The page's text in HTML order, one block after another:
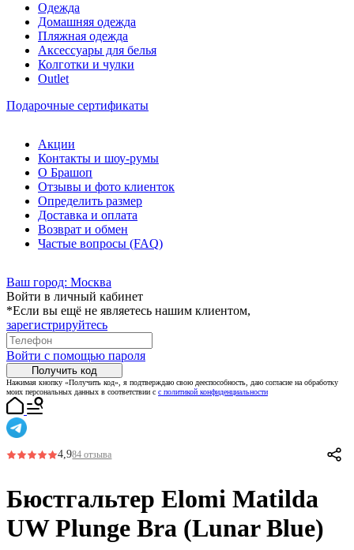
Одежда
Домашняя одежда
Пляжная одежда
Аксессуары для белья
Колготки и чулки
Outlet
Подарочные сертификаты
Акции
Контакты и шоу-румы
О Брашоп
Отзывы и фото клиенток
Определить размер
Доставка и оплата
Возврат и обмен
Частые вопросы (FAQ)
Ваш город: Москва
Войти в личный кабинет
*Если вы ещё не являетесь нашим клиентом,
зарегистрируйтесь
Войти с помощью пароля
Получить код
Нажимая кнопку «Получить код», я подтверждаю свою дееспособность, даю согласие на обработку
моих персональных данных в соответствии с с политикой конфиденциальности
4,984 отзыва
Бюстгальтер Elomi Matilda
UW Plunge Bra (Lunar Blue)